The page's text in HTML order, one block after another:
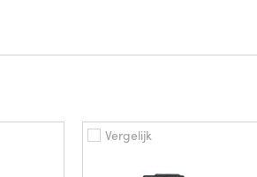
Vergelijk